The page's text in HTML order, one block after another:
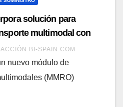
solución para
multimodal con
BI-SPAIN.COM
nuevo módulo de
(MMRO)